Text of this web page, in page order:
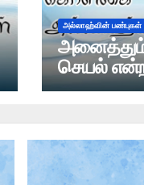
அல்லாஹ்வின் பண்புகள்
செயல்